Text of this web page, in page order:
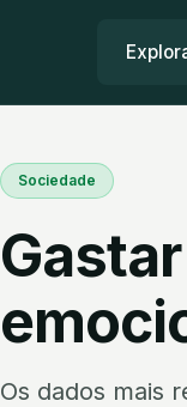
Sociedade
Os dados mais